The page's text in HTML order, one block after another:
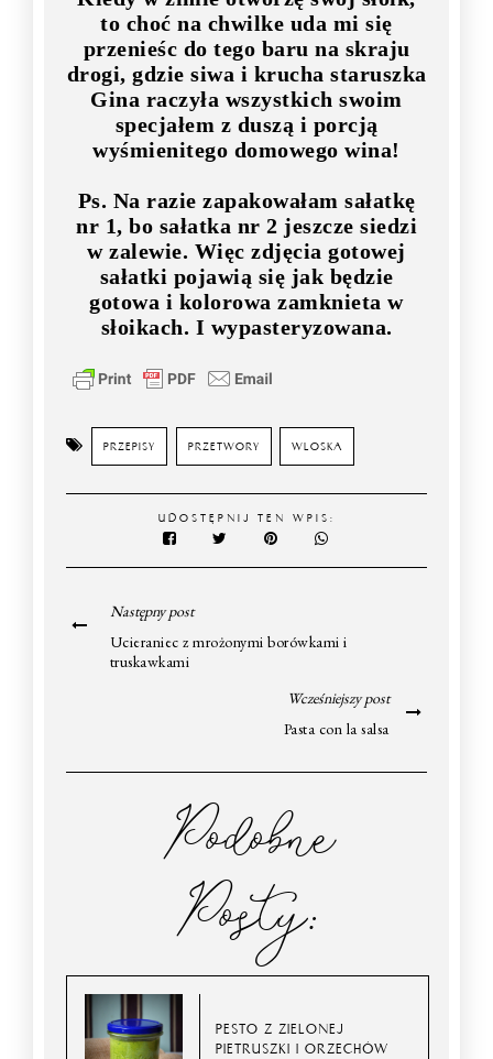
to choć na chwilke uda mi się
przenieśc do tego baru na skraju
drogi, gdzie siwa i krucha staruszka
Gina raczyła wszystkich swoim
specjałem z duszą i porcją
wyśmienitego domowego wina!
Ps. Na razie zapakowałam sałatkę
nr 1, bo sałatka nr 2 jeszcze siedzi
w zalewie. Więc zdjęcia gotowej
sałatki pojawią się jak będzie
gotowa i kolorowa zamknieta w
słoikach. I wypasteryzowana.
PRZEPISY PRZETWORY WLOSKA
UDOSTĘPNIJ TEN WPIS:
Następny post
Ucieraniec z mrożonymi borówkami i
truskawkami
Wcześniejszy post
Pasta con la salsa
Podobne
Posty:
PESTO Z ZIELONEJ
PIETRUSZKI I ORZECHÓW